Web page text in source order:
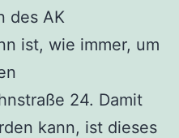
des AK
ist, wie immer, um
24. Damit
kann, ist dieses